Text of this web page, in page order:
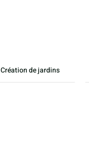
Création de jardins